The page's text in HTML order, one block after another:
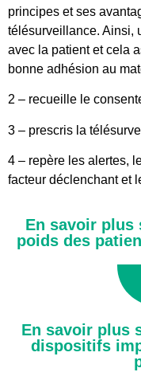
principes et ses
télésurveillance. Ainsi,
avec la patient et cela
bonne adhésion au
2 – recueille le
3 – prescris la
4 – repère les alertes,
facteur déclenchant et
En savoir plus
poids des
En savoir plus
dispositifs